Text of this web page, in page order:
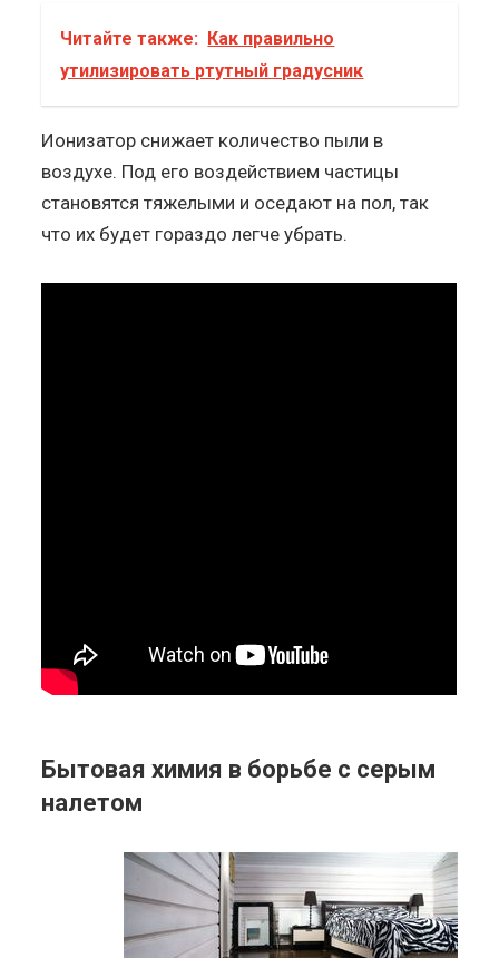
Читайте также: Как правильно
утилизировать ртутный градусник
Ионизатор снижает количество пыли в
воздухе. Под его воздействием частицы
становятся тяжелыми и оседают на пол, так
что их будет гораздо легче убрать.
Бытовая химия в борьбе с серым
налетом